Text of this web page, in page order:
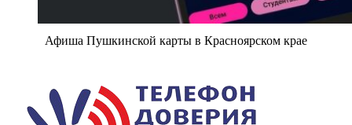
Афиша Пушкинской карты в Красноярском крае